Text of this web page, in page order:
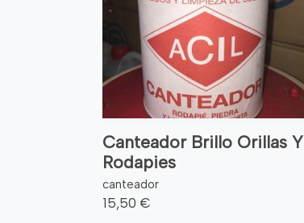
Canteador Brillo Orillas Y
Rodapies
canteador
15,50 €